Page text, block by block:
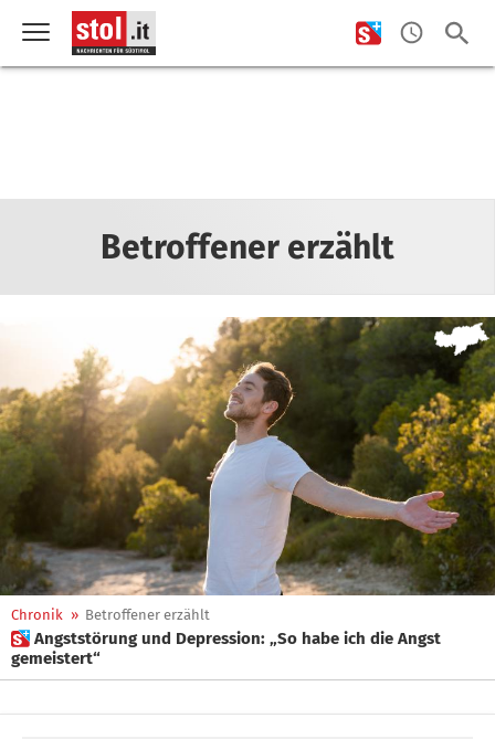
Betroffener erzählt
Chronik » Betroffener erzählt
 Angststörung und Depression: „So habe ich die Angst
gemeistert“